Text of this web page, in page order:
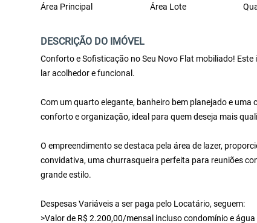
Área Principal
Área Lote
DESCRIÇÃO DO IMÓVEL
Conforto e Sofisticação no Seu Novo Flat mobiliado!
lar acolhedor e funcional.
Com um quarto elegante, banheiro bem planejado e
conforto e organização, ideal para quem deseja mais
O empreendimento se destaca pela área de lazer,
convidativa, uma churrasqueira perfeita para reuniões
grande estilo.
Despesas Variáveis a ser paga pelo Locatário, seguem:
>Valor de R$ 2.200,00/mensal incluso condomínio e água